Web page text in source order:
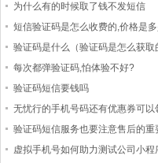
为什么有的时候取了钱不发短信
短信验证码是怎么收费的,价格是
验证码是什么（验证码是怎么获取
每次都弹验证码,怕体验不好?
验证码短信要钱吗
无忧行的手机号码还有优惠券可以
验证码短信服务也要注意售后的重
虚拟手机号如何助力测试公司小程